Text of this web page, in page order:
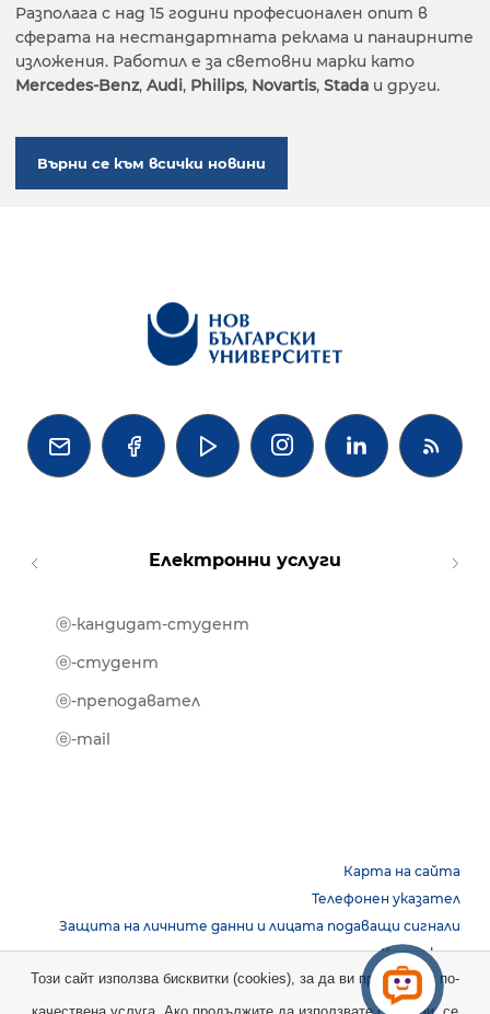
Разполага с над 15 години професионален опит в
сферата на нестандартната реклама и панаирните
изложения. Работил е за световни марки като
Mercedes-Benz, Audi, Philips, Novartis, Stada и други.
Върни се към всички новини
   
Електронни услуги
ⓔ-кандидат-студент
ⓔ-студент
ⓔ-преподавател
ⓔ-mail
Карта на сайта
Телефонен указател
Защита на личните данни и лицата подаващи сигнали
Контакти
Този сайт използва бисквитки (cookies), за да ви предостави по-